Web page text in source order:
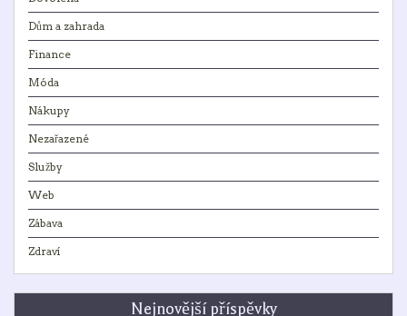
Dům a zahrada
Finance
Móda
Nákupy
Nezařazené
Služby
Web
Zábava
Zdraví
Nejnovější příspěvky